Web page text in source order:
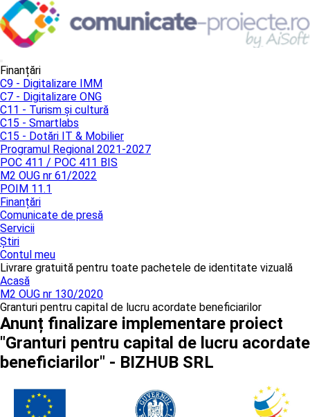
Finanțări
C9 - Digitalizare IMM
C7 - Digitalizare ONG
C11 - Turism și cultură
C15 - Smartlabs
C15 - Dotări IT & Mobilier
Programul Regional 2021-2027
POC 411 / POC 411 BIS
M2 OUG nr 61/2022
POIM 11.1
Finanțări
Comunicate de presă
Servicii
Știri
Contul meu
Livrare gratuită pentru toate pachetele de identitate vizuală
Acasă
M2 OUG nr 130/2020
Granturi pentru capital de lucru acordate beneficiarilor
Anunț finalizare implementare proiect
"Granturi pentru capital de lucru acordate
beneficiarilor" - BIZHUB SRL